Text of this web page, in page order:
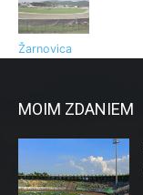
Žarnovica
MOIM ZDANIEM